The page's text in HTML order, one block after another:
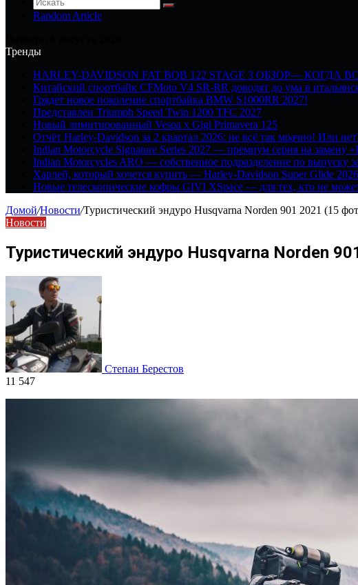
Random Article
Тренды
HARLEY-DAVIDSON FAT BOB 122 STAGE 3 ОБЗОР— КОГДА
Китайский спортбайк CFMoto V4 SR-RR доводят до ума в
Грядет новое поколение спортбайка BMW S1000RR 2027!
Представлен Triumph Speed Twin 1200 TFC 2027
Новый лимитированный Vespa x Gigi Primavera 125
Отчёт Harley-Davidson за 2 квартал 2026: не всё так мрачно! Или
Indian Motorcycle Signature Series 2027 — премиум серия на замену
Indian Motorcycles ARO — собственное подразделение по выпуску
Харлей, который хочется купить — Harley-Davidson Super Glide 2026
Новые телескопические кофры GIVI XSpace — для тех, кто не
Домой/Новости/Туристический эндуро Husqvarna Norden 901 2021 (15
Новости
Туристический эндуро Husqvarna Norden
Степан Берестов
11 547